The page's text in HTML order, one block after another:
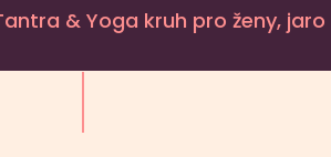
& Yoga kruh pro ženy, jaro